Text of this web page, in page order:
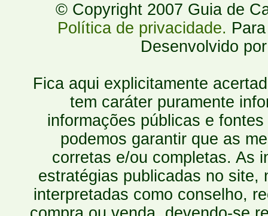
© Copyright 2007 Guia de
Política de privacidade.
Desenvolvido
Fica aqui explicitamente
tem caráter puramente
informações públicas e
podemos garantir que as
corretas e/ou completas. As
estratégias publicadas no site,
interpretadas como conselho,